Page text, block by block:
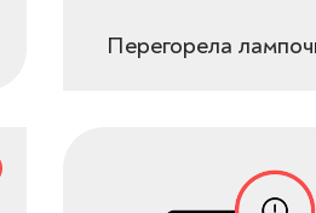
Перегорела